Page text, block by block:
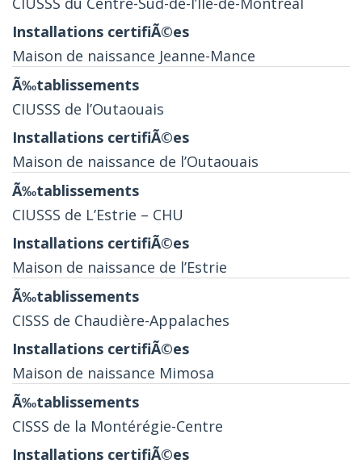
Maison de naissance Jeanne-Mance
CIUSSS de l’Outaouais
Maison de naissance de l’Outaouais
CIUSSS de L’Estrie – CHU
Maison de naissance de l’Estrie
CISSS de Chaudière-Appalaches
Maison de naissance Mimosa
CISSS de la Montérégie-Centre